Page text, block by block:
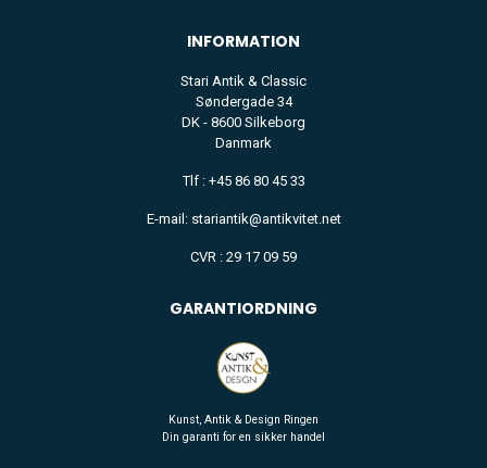
INFORMATION
Stari Antik & Classic
Søndergade 34
DK - 8600 Silkeborg
Danmark
Tlf : +45 86 80 45 33
E-mail: stariantik@antikvitet.net
CVR : 29 17 09 59
GARANTIORDNING
Kunst, Antik & Design Ringen
Din garanti for en sikker handel